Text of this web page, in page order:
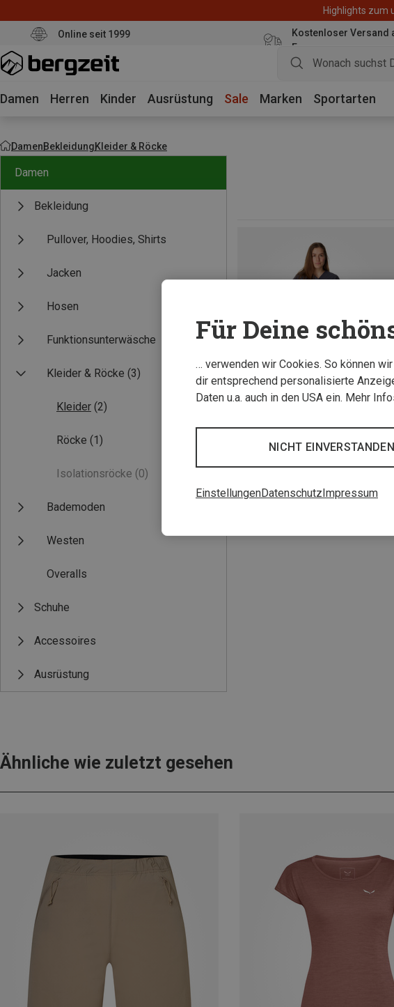
Highlights zum
Online seit 1999
Kostenloser Versand
Euro
Damen Herren Kinder Ausrüstung Sale Marken Sportarten
DamenBekleidungKleider & Röcke
Damen
Bekleidung
Pullover, Hoodies, Shirts
Jacken
Hosen
Funktionsunterwäsche
Kleider & Röcke (3)
Kleider (2)
Röcke (1)
Isolationsröcke (0)
Bademoden
Westen
Overalls
Schuhe
Accessoires
Ausrüstung
Du sparst 32%
Ähnliche wie zuletzt gesehen
Für Deine
… verwenden wir Cookies. So können
dir entsprechend personalisierte
Daten u.a. auch in den USA ein. Mehr
NICHT EINVERSTANDEN
EinstellungenDatenschutzImpressum